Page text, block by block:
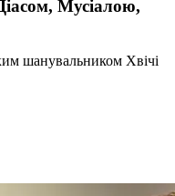
Мусіалою,
шанувальником Хвічі